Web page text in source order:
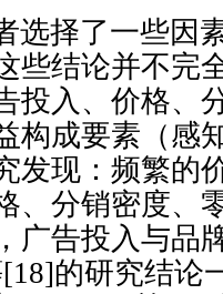
选择了一些因
些结论并不完
投入、价格、
构成要素（感
发现：频繁的
、分销密度、
广告投入与品
[18]的研究结论